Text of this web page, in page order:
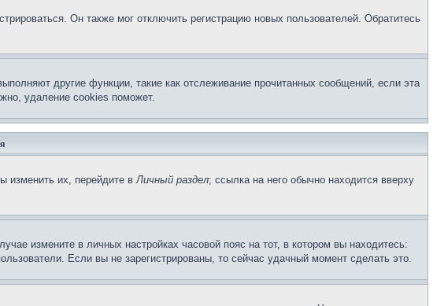
Он также мог отключить регистрацию новых пользователей. Обратитесь
другие функции, такие как отслеживание прочитанных сообщений, если эта
удаление cookies поможет.
изменить их, перейдите вЛичный раздел; ссылка на него обычно находится вверху
измените в личных настройках часовой пояс на тот, в котором вы находитесь:
Если вы не зарегистрированы, то сейчас удачный момент сделать это.